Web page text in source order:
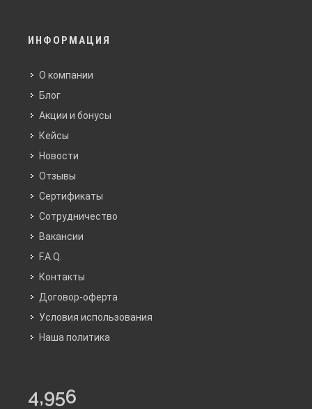
ИНФОРМАЦИЯ
О компании
Блог
Акции и бонусы
Кейсы
Новости
Отзывы
Сертификаты
Сотрудничество
Вакансии
F.A.Q.
Контакты
Договор-оферта
Условия использования
Наша политика
4,956